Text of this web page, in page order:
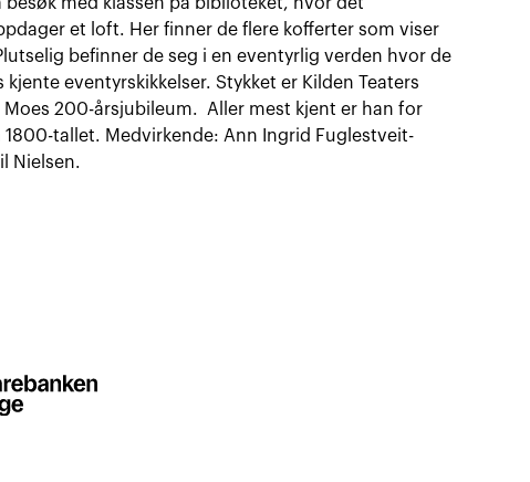
et loft. Her finner de flere kofferter som viser
befinner de seg i en eventyrlig verden hvor de
eventyrskikkelser. Stykket er Kilden Teaters
200-årsjubileum. Aller mest kjent er han for
tallet. Medvirkende: Ann Ingrid Fuglestveit-
Nielsen.